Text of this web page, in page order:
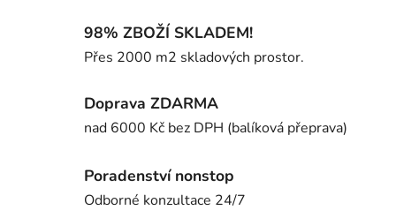
98% ZBOŽÍ SKLADEM!
Přes 2000 m2 skladových prostor.
Doprava ZDARMA
nad 6000 Kč bez DPH (balíková přeprava)
Poradenství nonstop
Odborné konzultace 24/7